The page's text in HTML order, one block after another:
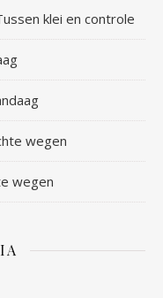
klei en controle
wegen
wegen